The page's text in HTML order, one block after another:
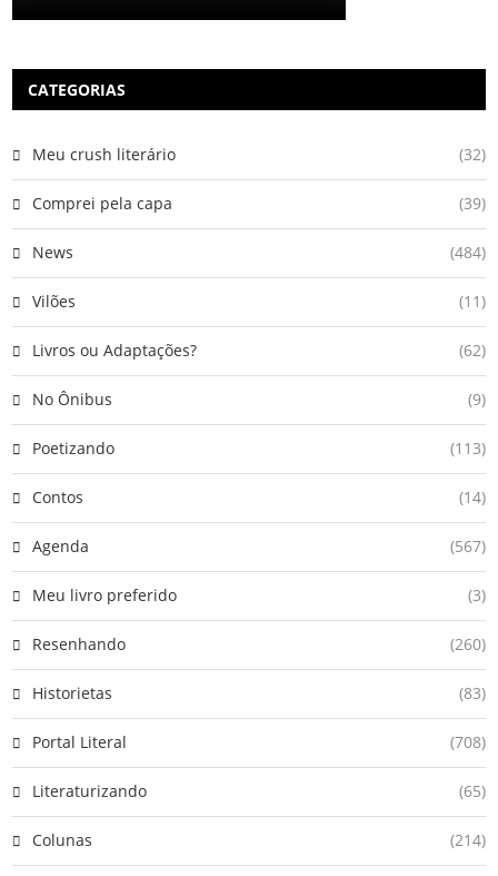
CATEGORIAS
Meu crush literário (32)
Comprei pela capa (39)
News (484)
Vilões (11)
Livros ou Adaptações? (62)
No Ônibus (9)
Poetizando (113)
Contos (14)
Agenda (567)
Meu livro preferido (3)
Resenhando (260)
Historietas (83)
Portal Literal (708)
Literaturizando (65)
Colunas (214)